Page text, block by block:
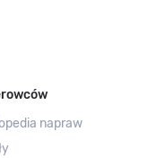
napraw